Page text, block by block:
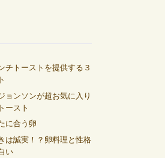
チトーストを提供する３
ョンソンが超お気に入り
ースト
に合う卵
は誠実！？卵料理と性格
い